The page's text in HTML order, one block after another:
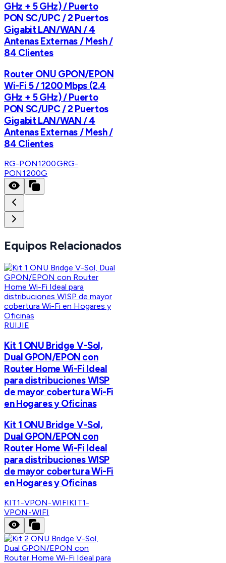
GHz + 5 GHz) / Puerto
PON SC/UPC / 2 Puertos
Gigabit LAN/WAN / 4
Antenas Externas / Mesh /
84 Clientes
Router ONU GPON/EPON
Wi-Fi 5 / 1200 Mbps (2.4
GHz + 5 GHz) / Puerto
PON SC/UPC / 2 Puertos
Gigabit LAN/WAN / 4
Antenas Externas / Mesh /
84 Clientes
RG-PON1200GRG-
PON1200G
Equipos Relacionados
RUIJIE
Kit 1 ONU Bridge V-Sol,
Dual GPON/EPON con
Router Home Wi-Fi Ideal
para distribuciones WISP
de mayor cobertura Wi-Fi
en Hogares y Oficinas
Kit 1 ONU Bridge V-Sol,
Dual GPON/EPON con
Router Home Wi-Fi Ideal
para distribuciones WISP
de mayor cobertura Wi-Fi
en Hogares y Oficinas
KIT1-VPON-WIFIKIT1-
VPON-WIFI